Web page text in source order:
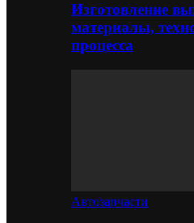
Изготовление
материалы,
процесса
Автозапчасти